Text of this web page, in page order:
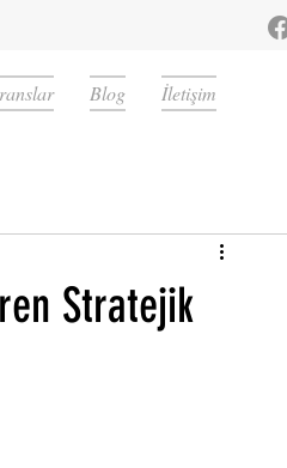
Stratejik
Blog İletişim